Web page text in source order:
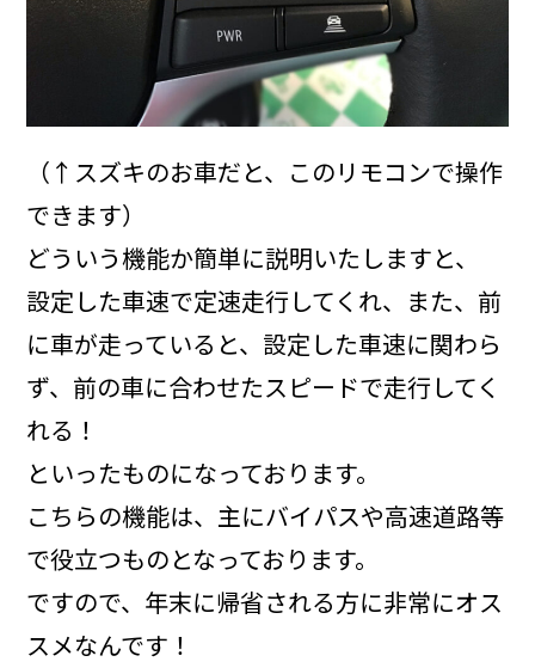
（↑スズキのお車だと、このリモコンで操作
できます）
どういう機能か簡単に説明いたしますと、
設定した車速で定速走行してくれ、また、前
に車が走っていると、設定した車速に関わら
ず、前の車に合わせたスピードで走行してく
れる！
といったものになっております。
こちらの機能は、主にバイパスや高速道路等
で役立つものとなっております。
ですので、年末に帰省される方に非常にオス
スメなんです！